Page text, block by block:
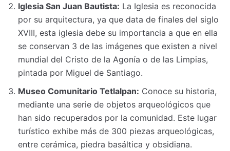
Iglesia San Juan Bautista: La Iglesia es reconocida
por su arquitectura, ya que data de finales del siglo
XVIII, esta iglesia debe su importancia a que en ella
se conservan 3 de las imágenes que existen a nivel
mundial del Cristo de la Agonía o de las Limpias,
pintada por Miguel de Santiago.
Museo Comunitario Tetlalpan: Conoce su historia,
mediante una serie de objetos arqueológicos que
han sido recuperados por la comunidad. Este lugar
turístico exhibe más de 300 piezas arqueológicas,
entre cerámica, piedra basáltica y obsidiana.